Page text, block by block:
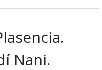
Nani.